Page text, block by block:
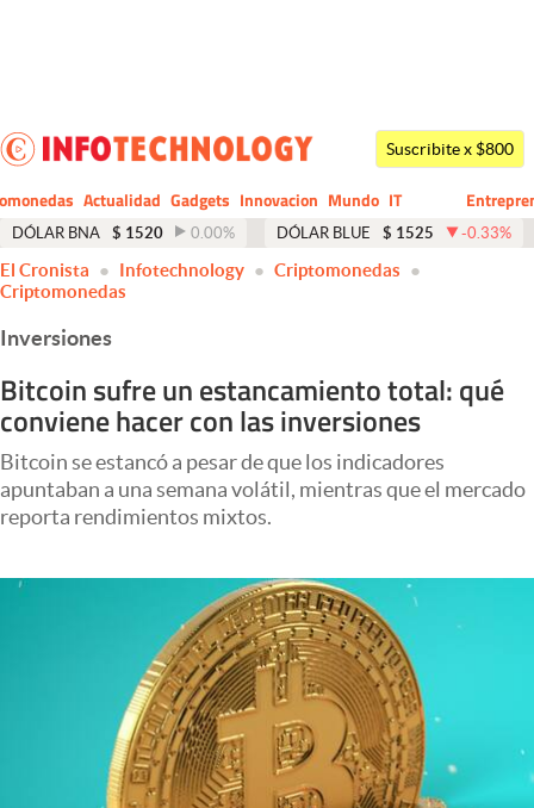
Dólar
Economía y Política
Finanzas y Mercados
Columnistas
Otras secciones
Apertura
Eventos Corporativos
El Cronista Studio
Suscribite x $800
Actualidad Gadgets Innovacion Mundo
CIO
IT
Business
DÓLAR BNA $ 1520 0.00% DÓLAR BLUE $ 1525 -0.33%
El Cronista Infotechnology
Criptomonedas
Criptomonedas
Inversiones
Bitcoin sufre un estancamiento total: qué
conviene hacer con las inversiones
Bitcoin se estancó a pesar de que los indicadores
apuntaban a una semana volátil, mientras que el mercado
reporta rendimientos mixtos.